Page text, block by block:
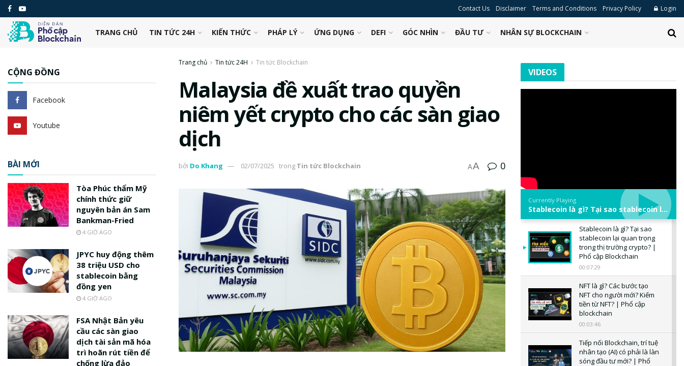
Contact Us Disclaimer Terms and Conditions Privacy Policy Login
TRANG CHỦ TIN TỨC 24H KIẾN THỨC PHÁP LÝ ỨNG DỤNG DEFI GÓC NHÌN ĐẦU TƯ NHÂN SỰ BLOCKCHAIN
Trang chủ Tin tức 24H Tin tức Blockchain
Malaysia đề xuất trao quyền
niêm yết crypto cho các sàn giao
dịch
bởi Do Khang 02/07/2025 trong Tin tức Blockchain AA 0
CỘNG ĐỒNG
Facebook
Youtube
BÀI MỚI
Tòa Phúc thẩm Mỹ
chính thức giữ
nguyên bản án Sam
Bankman-Fried
4 GIỜ AGO
JPYC huy động thêm
38 triệu USD cho
stablecoin bằng
đồng yen
4 GIỜ AGO
FSA Nhật Bản yêu
cầu các sàn giao
dịch tài sản mã hóa
trì hoãn rút tiền để
chống lừa đảo
VIDEOS
Currently Playing
Stablecoin là gì? Tại sao stablecoin lại quan trọng trong thị trường crypto? | Phổ cập Blockchain
Stablecoin là gì? Tại sao
stablecoin lại quan trọng
trong thị trường crypto? |
Phổ cập Blockchain
00:07:29
NFT là gì? Các bước tạo
NFT cho người mới? Kiếm
tiền từ NFT? | Phổ cập
blockchain
00:03:46
Tiếp nối Blockchain, trí tuệ
nhân tạo (AI) có phải là làn
sóng đầu tư mới? | Phổ